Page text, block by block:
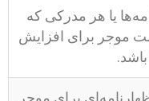
یا هر مدرکی که
موجر برای افزایش
باشد.